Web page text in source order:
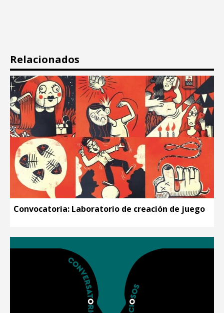
Relacionados
Convocatoria: Laboratorio de creación de juego